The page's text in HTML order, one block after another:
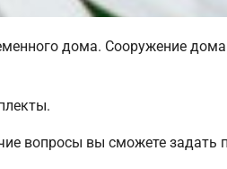
дома. Сооружение
вопросы вы сможете задать